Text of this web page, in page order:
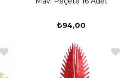
₺94,00